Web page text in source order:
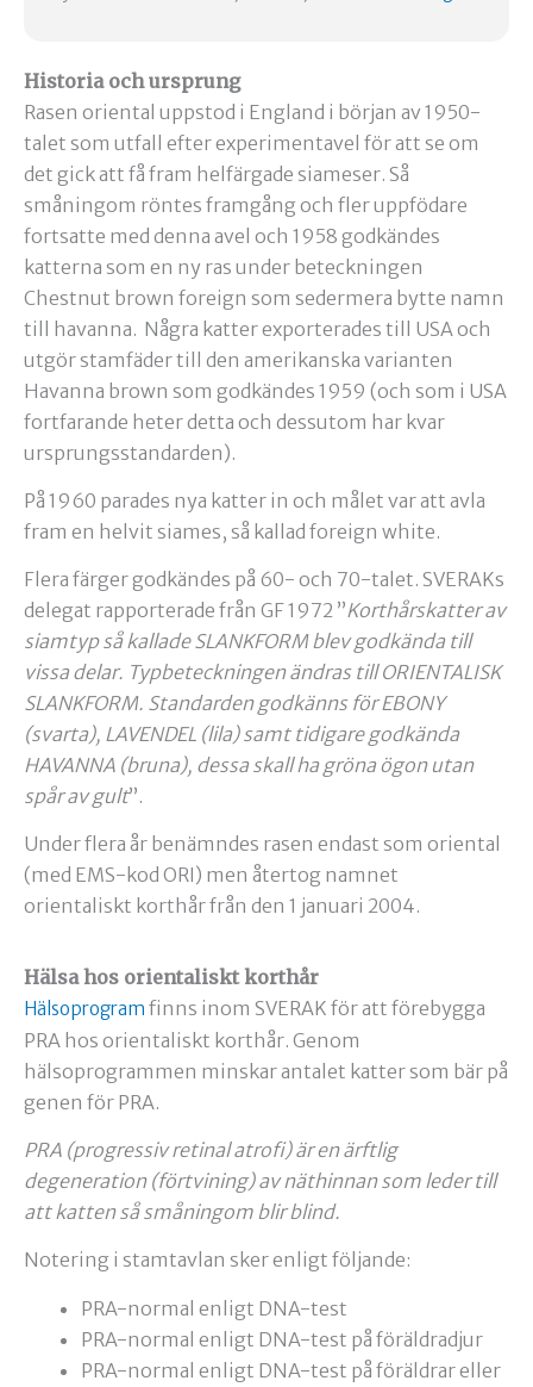
Historia och ursprung
Rasen oriental uppstod i England i början av 1950-
talet som utfall efter experimentavel för att se om
det gick att få fram helfärgade siameser. Så
småningom röntes framgång och fler uppfödare
fortsatte med denna avel och 1958 godkändes
katterna som en ny ras under beteckningen
Chestnut brown foreign som sedermera bytte namn
till havanna. Några katter exporterades till USA och
utgör stamfäder till den amerikanska varianten
Havanna brown som godkändes 1959 (och som i USA
fortfarande heter detta och dessutom har kvar
ursprungsstandarden).
På 1960 parades nya katter in och målet var att avla
fram en helvit siames, så kallad foreign white.
Flera färger godkändes på 60- och 70-talet. SVERAKs
delegat rapporterade från GF 1972 ”Korthårskatter av
siamtyp så kallade SLANKFORM blev godkända till
vissa delar. Typbeteckningen ändras till ORIENTALISK
SLANKFORM. Standarden godkänns för EBONY
(svarta), LAVENDEL (lila) samt tidigare godkända
HAVANNA (bruna), dessa skall ha gröna ögon utan
spår av gult”.
Under flera år benämndes rasen endast som oriental
(med EMS-kod ORI) men återtog namnet
orientaliskt korthår från den 1 januari 2004.
Hälsa hos orientaliskt korthår
Hälsoprogram finns inom SVERAK för att förebygga
PRA hos orientaliskt korthår. Genom
hälsoprogrammen minskar antalet katter som bär på
genen för PRA.
PRA (progressiv retinal atrofi) är en ärftlig
degeneration (förtvining) av näthinnan som leder till
att katten så småningom blir blind.
Notering i stamtavlan sker enligt följande:
PRA-normal enligt DNA-test
PRA-normal enligt DNA-test på föräldradjur
PRA-normal enligt DNA-test på föräldrar eller